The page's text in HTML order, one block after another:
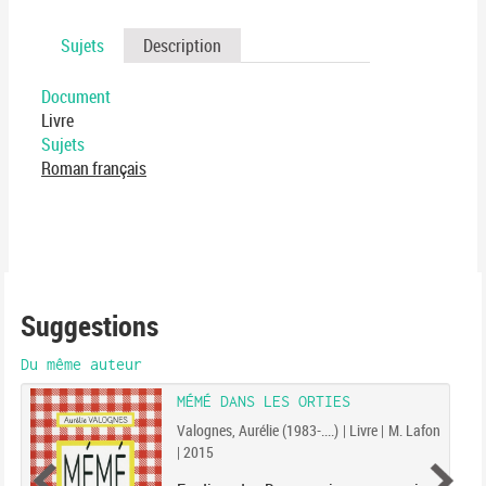
Sujets Description
Document
Livre
Sujets
Roman français
Suggestions
Du même auteur
MÉMÉ DANS LES ORTIES
Valognes, Aurélie (1983-....) | Livre | M. Lafon
| 2015